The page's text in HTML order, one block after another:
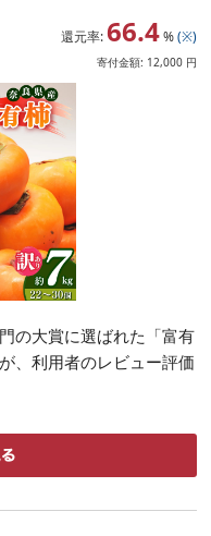
大容量 農家直送
還元率: 66.4 % (※)
寄付金額: 12,000 円
の大賞に選ばれた「富有
、利用者のレビュー評価